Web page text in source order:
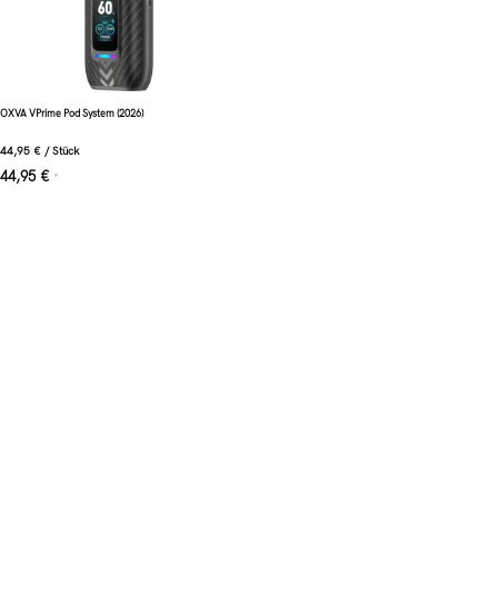
OXVA VPrime Pod System (2026)
44,95 € /Stück
44,95 € *